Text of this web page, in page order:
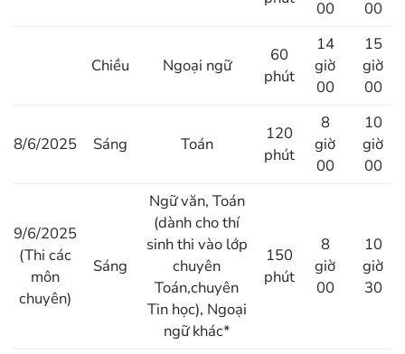
00
00
Chiều Ngoại ngữ
60
phút
14
giờ
00
15
giờ
00
8/6/2025 Sáng Toán
120
phút
8
giờ
00
10
giờ
00
9/6/2025
(Thi các
môn
chuyên)
Sáng
Ngữ văn, Toán
(dành cho thí
sinh thi vào lớp
chuyên
Toán,chuyên
Tin học), Ngoại
ngữ khác*
150
phút
8
giờ
00
10
giờ
30